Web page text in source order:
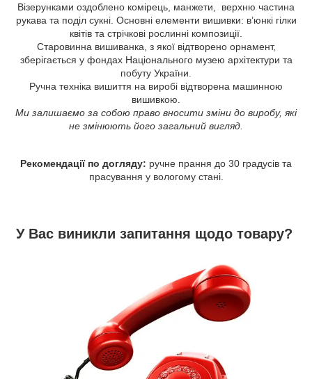
Візерунками оздоблено комірець, манжети, верхню частина
рукава та поділ сукні. Основні елементи вишивки: в’юнкі гілки
квітів та стрічкові рослинні композиції.
Старовинна вишиванка, з якої відтворено орнамент,
зберігається у фондах Національного музею архітектури та
побуту України.
Ручна техніка вишиття на виробі відтворена машинною
вишивкою.
Ми залишаємо за собою право вносити зміни до виробу, які
не змінюють його загальний вигляд.
Рекомендації по догляду: ручне прання до 30 градусів та
прасування у вологому стані.
У Вас виникли запитання щодо товару?